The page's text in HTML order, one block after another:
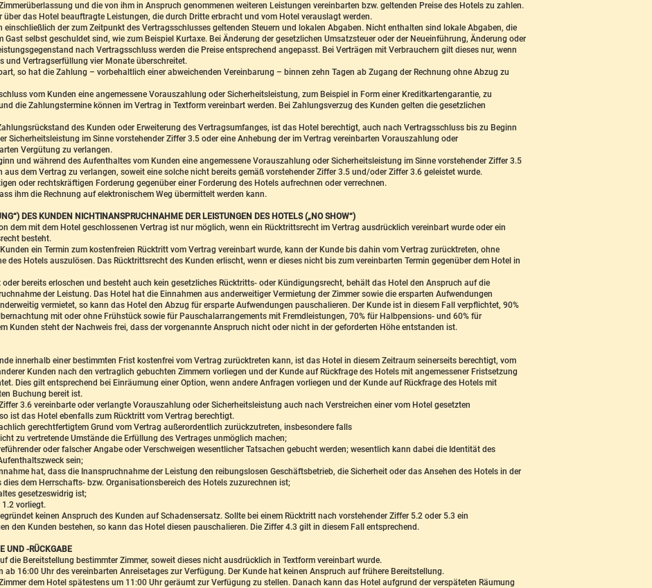
und die von ihm in Anspruch genommenen weiteren Leistungen vereinbarten bzw. geltenden Preise des Hotels zu zahlen.
über das Hotel beauftragte Leistungen, die durch Dritte erbracht und vom Hotel verauslagt werden.
einschließlich der zum Zeitpunkt des Vertragsschlusses geltenden Steuern und lokalen Abgaben. Nicht enthalten sind lokale Abgaben, die
selbst geschuldet sind, wie zum Beispiel Kurtaxe. Bei Änderung der gesetzlichen Umsatzsteuer oder der Neueinführung, Änderung oder
nach Vertragsschluss werden die Preise entsprechend angepasst. Bei Verträgen mit Verbrauchern gilt dieses nur, wenn
und Vertragserfüllung vier Monate überschreitet.
so hat die Zahlung – vorbehaltlich einer abweichenden Vereinbarung – binnen zehn Tagen ab Zugang der Rechnung ohne Abzug zu
vom Kunden eine angemessene Vorauszahlung oder Sicherheitsleistung, zum Beispiel in Form einer Kreditkartengarantie, zu
die Zahlungstermine können im Vertrag in Textform vereinbart werden. Bei Zahlungsverzug des Kunden gelten die gesetzlichen
des Kunden oder Erweiterung des Vertragsumfanges, ist das Hotel berechtigt, auch nach Vertragsschluss bis zu Beginn
Sicherheitsleistung im Sinne vorstehender Ziffer 3.5 oder eine Anhebung der im Vertrag vereinbarten Vorauszahlung oder
Vergütung zu verlangen.
und während des Aufenthaltes vom Kunden eine angemessene Vorauszahlung oder Sicherheitsleistung im Sinne vorstehender Ziffer 3.5
dem Vertrag zu verlangen, soweit eine solche nicht bereits gemäß vorstehender Ziffer 3.5 und/oder Ziffer 3.6 geleistet wurde.
oder rechtskräftigen Forderung gegenüber einer Forderung des Hotels aufrechnen oder verrechnen.
ihm die Rechnung auf elektronischem Weg übermittelt werden kann.
DES KUNDEN NICHTINANSPRUCHNAHME DER LEISTUNGEN DES HOTELS („NO SHOW“)
dem mit dem Hotel geschlossenen Vertrag ist nur möglich, wenn ein Rücktrittsrecht im Vertrag ausdrücklich vereinbart wurde oder ein
besteht.
ein Termin zum kostenfreien Rücktritt vom Vertrag vereinbart wurde, kann der Kunde bis dahin vom Vertrag zurücktreten, ohne
des Hotels auszulösen. Das Rücktrittsrecht des Kunden erlischt, wenn er dieses nicht bis zum vereinbarten Termin gegenüber dem Hotel in
bereits erloschen und besteht auch kein gesetzliches Rücktritts- oder Kündigungsrecht, behält das Hotel den Anspruch auf die
der Leistung. Das Hotel hat die Einnahmen aus anderweitiger Vermietung der Zimmer sowie die ersparten Aufwendungen
vermietet, so kann das Hotel den Abzug für ersparte Aufwendungen pauschalieren. Der Kunde ist in diesem Fall verpflichtet, 90%
mit oder ohne Frühstück sowie für Pauschalarrangements mit Fremdleistungen, 70% für Halbpensions- und 60% für
Kunden steht der Nachweis frei, dass der vorgenannte Anspruch nicht oder nicht in der geforderten Höhe entstanden ist.
innerhalb einer bestimmten Frist kostenfrei vom Vertrag zurücktreten kann, ist das Hotel in diesem Zeitraum seinerseits berechtigt, vom
Kunden nach den vertraglich gebuchten Zimmern vorliegen und der Kunde auf Rückfrage des Hotels mit angemessener Fristsetzung
Dies gilt entsprechend bei Einräumung einer Option, wenn andere Anfragen vorliegen und der Kunde auf Rückfrage des Hotels mit
Buchung bereit ist.
3.6 vereinbarte oder verlangte Vorauszahlung oder Sicherheitsleistung auch nach Verstreichen einer vom Hotel gesetzten
ist das Hotel ebenfalls zum Rücktritt vom Vertrag berechtigt.
gerechtfertigtem Grund vom Vertrag außerordentlich zurückzutreten, insbesondere falls
zu vertretende Umstände die Erfüllung des Vertrages unmöglich machen;
oder falscher Angabe oder Verschweigen wesentlicher Tatsachen gebucht werden; wesentlich kann dabei die Identität des
sein;
hat, dass die Inanspruchnahme der Leistung den reibungslosen Geschäftsbetrieb, die Sicherheit oder das Ansehen des Hotels in der
dem Herrschafts- bzw. Organisationsbereich des Hotels zuzurechnen ist;
gesetzeswidrig ist;
1.2 vorliegt.
keinen Anspruch des Kunden auf Schadensersatz. Sollte bei einem Rücktritt nach vorstehender Ziffer 5.2 oder 5.3 ein
den Kunden bestehen, so kann das Hotel diesen pauschalieren. Die Ziffer 4.3 gilt in diesem Fall entsprechend.
UND -RÜCKGABE
die Bereitstellung bestimmter Zimmer, soweit dieses nicht ausdrücklich in Textform vereinbart wurde.
ab 16:00 Uhr des vereinbarten Anreisetages zur Verfügung. Der Kunde hat keinen Anspruch auf frühere Bereitstellung.
dem Hotel spätestens um 11:00 Uhr geräumt zur Verfügung zu stellen. Danach kann das Hotel aufgrund der verspäteten Räumung